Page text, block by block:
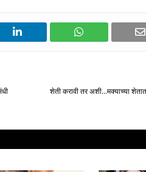
शेती करावी तर अशी...मक्याच्या